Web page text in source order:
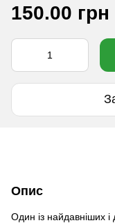
150.00 грн
Опис
Один із найдавніших і